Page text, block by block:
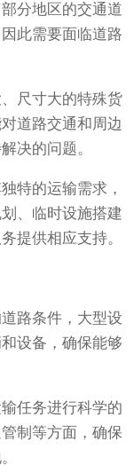
分地区的交通道
此需要面临道路
尺寸大的特殊货
道路交通和周边
决的问题。
特的运输需求，
、临时设施搭建
提供相应支持。
路条件，大型设
设备，确保能够
任务进行科学的
制等方面，确保